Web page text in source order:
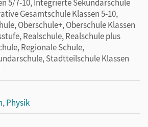
hybrid
Optikin Verbindung mit dem
Optikder ReiheNatur und Technik –
garantiert einen effizienten und
Probieren Sie es selbst!
Leuchtmittel, die magnethaftende
sich sehr vielseitig einsetzen. Alle
5/7-10, Integrierte Sekundarschule
Gesamtschule Klassen 5-10,
Oberschule+, Oberschule Klassen
Realschule, Realschule plus
Regionale Schule,
Stadtteilschule Klassen
,Physik